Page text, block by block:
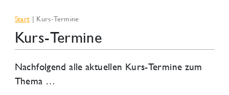
Start Kurs-Termine
Kurs-Termine
Nachfolgend alle aktuellen Kurs-Termine zum
Thema …